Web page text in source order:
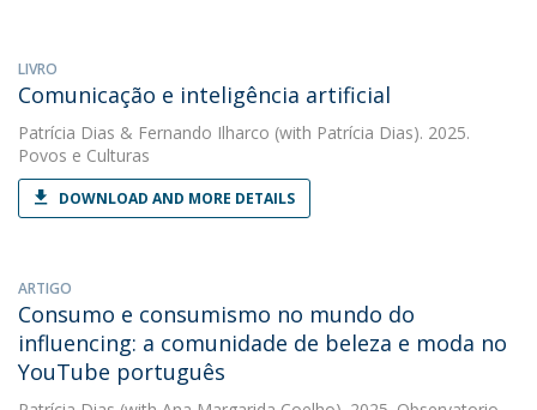
LIVRO
Comunicação e inteligência artificial
Patrícia Dias & Fernando Ilharco (with Patrícia Dias). 2025.
Povos e Culturas
DOWNLOAD AND MORE DETAILS
ARTIGO
Consumo e consumismo no mundo do
influencing: a comunidade de beleza e moda no
YouTube português